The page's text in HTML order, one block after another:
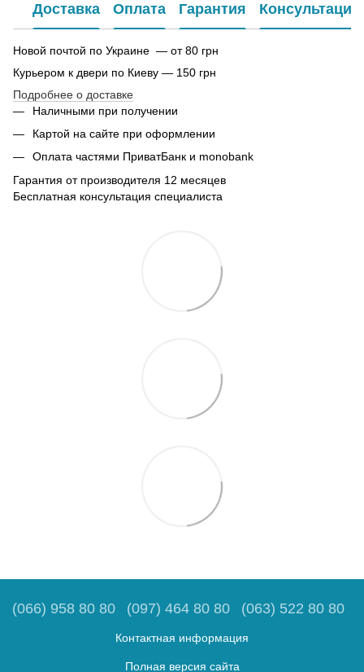
Доставка Оплата Гарантия Консультация
Новой почтой по Украине — от 80 грн
Курьером к двери по Киеву — 150 грн
Подробнее о доставке
Наличными при получении
Картой на сайте при оформлении
Оплата частями ПриватБанк и monobank
Гарантия от производителя 12 месяцев
Бесплатная консультация специалиста
(066) 958 80 80 (097) 464 80 80 (063) 522 80 80
Контактная информация
Полная версия сайта